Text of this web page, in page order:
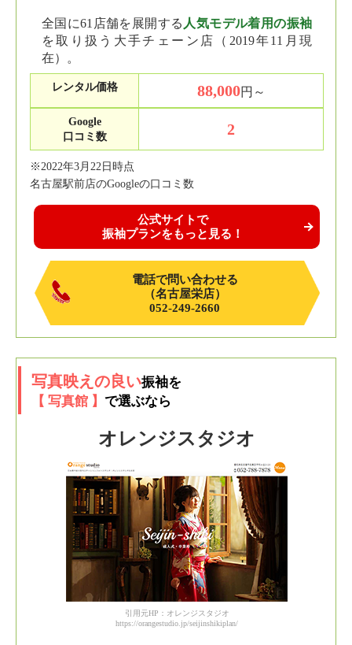
全国に61店舗を展開する 人気モデル着用の振袖
を取り扱う大手チェーン店（2019年11月現
在）。
レンタル価格 88,000円～
Google
口コミ数
2
※2022年3月22日時点
名古屋駅前店のGoogleの口コミ数
公式サイトで
振袖プランをもっと見る！
電話で問い合わせる
（名古屋栄店）
052-249-2660
写真映えの良い振袖を
【 写真館 】 で選ぶなら
オレンジスタジオ
引用元HP：オレンジスタジオ
https://orangestudio.jp/seijinshikiplan/